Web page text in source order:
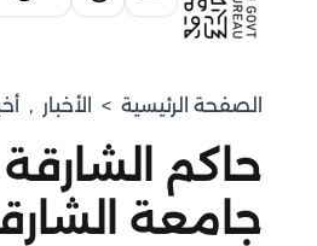
الصفحة الرئيسية > الأخبار ,
حاكم
جامعة